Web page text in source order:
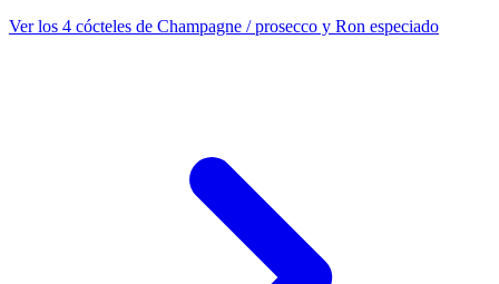
Ver los 4 cócteles de Champagne / prosecco y Ron especiado